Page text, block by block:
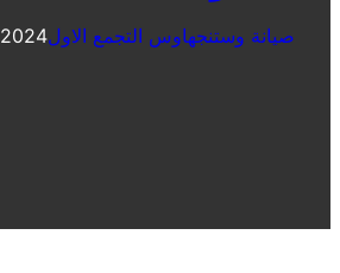
صيانة وستنجهاوس التجمع الاول